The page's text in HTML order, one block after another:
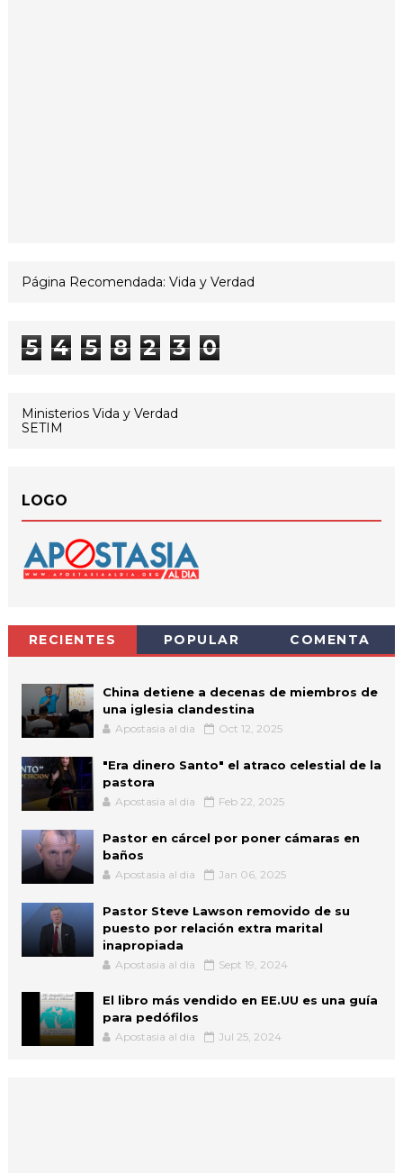
Página Recomendada: Vida y Verdad
5 4 5 8 2 3 0
Ministerios Vida y Verdad
SETIM
LOGO
RECIENTES POPULAR COMENTA
China detiene a decenas de miembros de
una iglesia clandestina
Apostasia al dia Oct 12, 2025
"Era dinero Santo" el atraco celestial de la
pastora
Apostasia al dia Feb 22, 2025
Pastor en cárcel por poner cámaras en
baños
Apostasia al dia Jan 06, 2025
Pastor Steve Lawson removido de su
puesto por relación extra marital
inapropiada
Apostasia al dia Sept 19, 2024
El libro más vendido en EE.UU es una guía
para pedófilos
Apostasia al dia Jul 25, 2024